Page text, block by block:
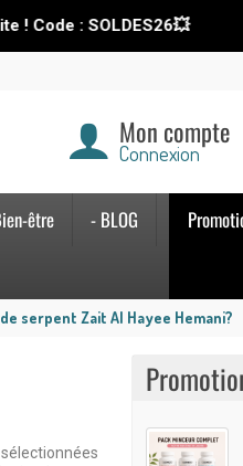
Mon compte
Connexion
être
- BLOG
serpent Zait Al Hayee Hemani?